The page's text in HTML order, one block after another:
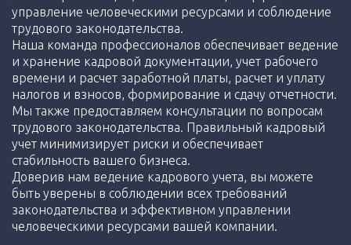
управление человеческими ресурсами и соблюдение
трудового законодательства.
Наша команда профессионалов обеспечивает ведение
и хранение кадровой документации, учет рабочего
времени и расчет заработной платы, расчет и уплату
налогов и взносов, формирование и сдачу отчетности.
Мы также предоставляем консультации по вопросам
трудового законодательства. Правильный кадровый
учет минимизирует риски и обеспечивает
стабильность вашего бизнеса.
Доверив нам ведение кадрового учета, вы можете
быть уверены в соблюдении всех требований
законодательства и эффективном управлении
человеческими ресурсами вашей компании.